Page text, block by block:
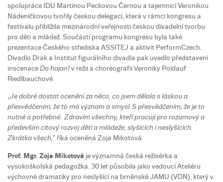
spolupráce IDU Martinou Peckovou Černou a tajemnicí Veronikou
Nádeníčkovou tvořily českou delegaci, která v rámci kongresu a
festivalu přiblížila mezinárodní veřejnosti českou divadelní tvorbu
pro děti a mládež. Součástí programu kongresu byla také
prezentace Českého střediska ASSITEJ a aktivit PerformCzech.
Divadlo Drak a Institut figurálního divadla pak uvedlo představení
inscenaceDo hajan!v režii a choreografii Veroniky Poldauf
Riedlbauchové.
„Je dobré dostat ocenění za něco, co jsem dělala s láskou a
přesvědčením, že to má význam a smysl. S přesvědčením, že je to
nutné a potřebné. Zdravím všechny, kteří pracují pro rozumový a
především citový rozvoj dětí a mládeže, slyšících i neslyšících.
Zkrátka všech,” říká oceněná Zoja Mikotová.
Prof. Mgr. Zoja Mikotová je významná česká režisérka a
vysokoškolská pedagožka. 30 let působila jako vedoucí Ateliéru
výchovné dramatiky pro neslyšící na brněnské JAMU (VDN), který v